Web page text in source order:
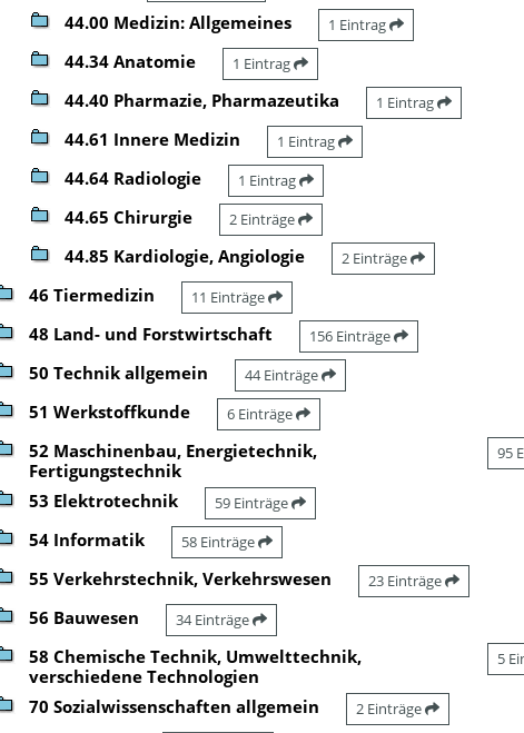
44.00 Medizin: Allgemeines 1 Eintrag
44.34 Anatomie 1 Eintrag
44.40 Pharmazie, Pharmazeutika 1 Eintrag
44.61 Innere Medizin 1 Eintrag
44.64 Radiologie 1 Eintrag
44.65 Chirurgie 2 Einträge
44.85 Kardiologie, Angiologie 2 Einträge
46 Tiermedizin 11 Einträge
48 Land- und Forstwirtschaft 156 Einträge
50 Technik allgemein 44 Einträge
51 Werkstoffkunde 6 Einträge
52 Maschinenbau, Energietechnik,
Fertigungstechnik
95
53 Elektrotechnik 59 Einträge
54 Informatik 58 Einträge
55 Verkehrstechnik, Verkehrswesen 23 Einträge
56 Bauwesen 34 Einträge
58 Chemische Technik, Umwelttechnik,
verschiedene Technologien
5
70 Sozialwissenschaften allgemein 2 Einträge